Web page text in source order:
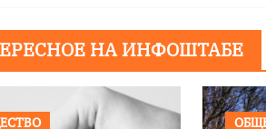
НА ИНФОШТАБЕ